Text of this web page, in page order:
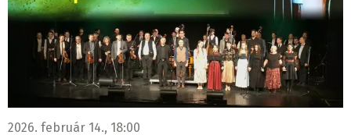
2026. február 14., 18:00